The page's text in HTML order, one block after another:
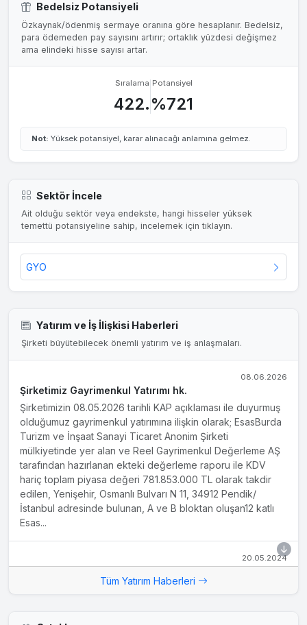
Bedelsiz Potansiyeli
Özkaynak/ödenmiş sermaye oranına göre hesaplanır. Bedelsiz,
para ödemeden pay sayısını artırır; ortaklık yüzdesi değişmez
ama elindeki hisse sayısı artar.
Sıralama
422.
Potansiyel
%721
Not: Yüksek potansiyel, karar alınacağı anlamına gelmez.
Sektör İncele
Ait olduğu sektör veya endekste, hangi hisseler yüksek
temettü potansiyeline sahip, incelemek için tıklayın.
GYO
Yatırım ve İş İlişkisi Haberleri
Şirketi büyütebilecek önemli yatırım ve iş anlaşmaları.
08.06.2026
Şirketimiz Gayrimenkul Yatırımı hk.
Şirketimizin 08.05.2026 tarihli KAP açıklaması ile duyurmuş
olduğumuz gayrimenkul yatırımına ilişkin olarak; EsasBurda
Turizm ve İnşaat Sanayi Ticaret Anonim Şirketi
mülkiyetinde yer alan ve Reel Gayrimenkul Değerleme AŞ
tarafından hazırlanan ekteki değerleme raporu ile KDV
hariç toplam piyasa değeri 781.853.000 TL olarak takdir
edilen, Yenişehir, Osmanlı Bulvarı N 11, 34912 Pendik/
İstanbul adresinde bulunan, A ve B bloktan oluşan12 katlı
Esas...
20.05.2024
16.05.2024 tarihli KAP açıklamamızda; Şirketimizin mevcut
Tüm Yatırım Haberleri